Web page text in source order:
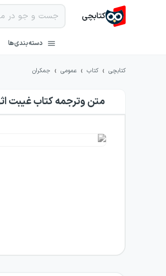
کتابچی
دسته‌بندی‌ها
کتابچی › کتاب › عمومی › جمکران
متن وترجمه کتاب غیبت